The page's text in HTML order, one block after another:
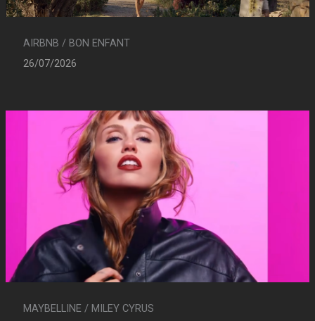
AIRBNB / BON ENFANT
26/07/2026
MAYBELLINE / MILEY CYRUS